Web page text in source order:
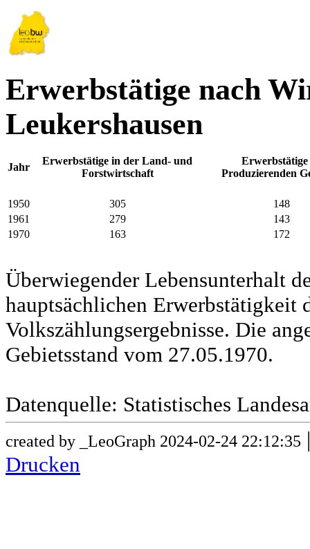
Erwerbstätige nach
Leukershausen
Jahr
Erwerbstätige in der Land- und
Forstwirtschaft
Erwerbstätige
Produzierenden
1950 305
148
1961
279
143
1970
163 172
Überwiegender Lebensunterhalt
hauptsächlichen Erwerbstätigkeit
Volkszählungsergebnisse. Die
Gebietsstand vom 27.05.1970.
Datenquelle: Statistisches
created by _LeoGraph 2024-02-24 22:12:35
Drucken